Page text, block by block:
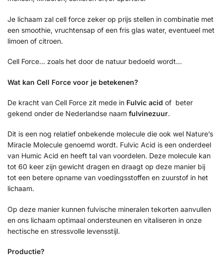
Je lichaam zal cell force zeker op prijs stellen in combinatie met
een smoothie, vruchtensap of een fris glas water, eventueel met
limoen of citroen.
Cell Force… zoals het door de natuur bedoeld wordt…
Wat kan Cell Force voor je betekenen?
De kracht van Cell Force zit mede in Fulvic acid of beter
gekend onder de Nederlandse naam fulvinezuur.
Dit is een nog relatief onbekende molecule die ook wel Nature’s
Miracle Molecule genoemd wordt. Fulvic Acid is een onderdeel
van Humic Acid en heeft tal van voordelen. Deze molecule kan
tot 60 keer zijn gewicht dragen en draagt op deze manier bij
tot een betere opname van voedingsstoffen en zuurstof in het
lichaam.
Op deze manier kunnen fulvische mineralen tekorten aanvullen
en ons lichaam optimaal ondersteunen en vitaliseren in onze
hectische en stressvolle levensstijl.
Productie?